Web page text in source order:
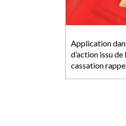
Application
d’action issu
cassation